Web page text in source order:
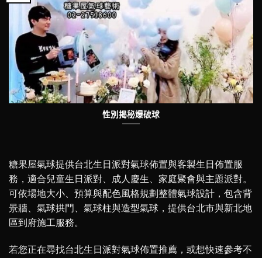
性別揭秘爆破球
糖果屋氣球提供台北生日派對氣球佈置與客製生日佈置服
務，適合兒童生日派對、成人慶生、家庭聚會與主題派對。
可依場地大小、預算與配色風格規劃整體氣球設計，包含背
景牆、氣球拱門、氣球柱與造型氣球，提供台北市與新北地
區到府施工服務。
若您正在尋找台北生日派對氣球佈置推薦，或想快速參考不